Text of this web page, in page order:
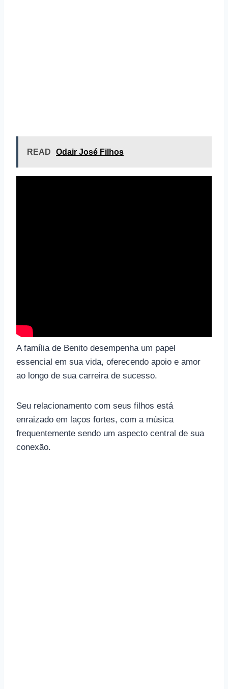
READ Odair José Filhos
A família de Benito desempenha um papel
essencial em sua vida, oferecendo apoio e amor
ao longo de sua carreira de sucesso.
Seu relacionamento com seus filhos está
enraizado em laços fortes, com a música
frequentemente sendo um aspecto central de sua
conexão.